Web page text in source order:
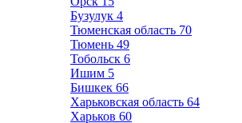
Бузулук 4
Тюменская область 70
Тюмень 49
Тобольск 6
Ишим 5
Бишкек 66
Харьковская область 64
Харьков 60